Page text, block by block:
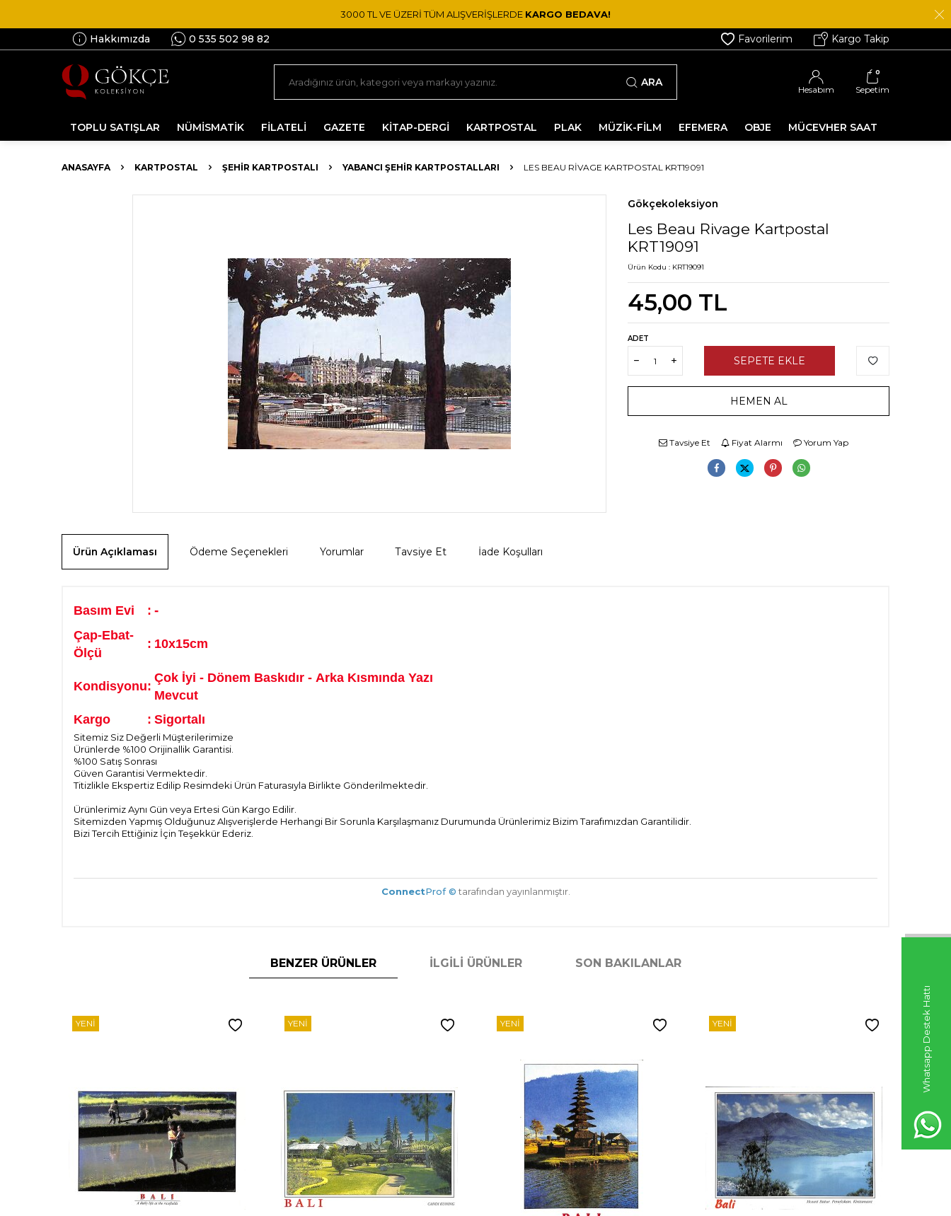
Whatsapp Destek Hattı
3000 TL VE ÜZERİ TÜM ALIŞVERİŞLERDE KARGO BEDAVA!
Hakkımızda 0 535 502 98 82 Favorilerim Kargo Takip
ARA
Hesabım
0
Sepetim
TOPLU SATIŞLAR NÜMİSMATİK FİLATELİ GAZETE KİTAP-DERGİ KARTPOSTAL PLAK MÜZİK-FİLM EFEMERA OBJE MÜCEVHER SAAT
ANASAYFA KARTPOSTAL ŞEHIR KARTPOSTALI YABANCI ŞEHIR KARTPOSTALLARI LES BEAU RIVAGE KARTPOSTAL KRT19091
Gökçekoleksiyon
Les Beau Rivage Kartpostal
KRT19091
Ürün Kodu : KRT19091
45,00 TL
ADET
SEPETE EKLE
HEMEN AL
Tavsiye Et Fiyat Alarmı Yorum Yap
Ürün Açıklaması Ödeme Seçenekleri Yorumlar Tavsiye Et İade Koşulları
Basım Evi : -
Çap-Ebat-
Ölçü
: 10x15cm
Kondisyonu:
Çok İyi - Dönem Baskıdır - Arka Kısmında Yazı
Mevcut
Kargo
: Sigortalı
Sitemiz Siz Değerli Müşterilerimize
Ürünlerde %100 Orijinallik Garantisi.
%100 Satış Sonrası
Güven Garantisi Vermektedir.
Titizlikle Ekspertiz Edilip Resimdeki Ürün Faturasıyla Birlikte Gönderilmektedir.
Ürünlerimiz Aynı Gün veya Ertesi Gün Kargo Edilir.
Sitemizden Yapmış Olduğunuz Alışverişlerde Herhangi Bir Sorunla Karşılaşmanız Durumunda Ürünlerimiz Bizim Tarafımızdan Garantilidir.
Bizi Tercih Ettiğiniz İçin Teşekkür Ederiz.
ConnectProf © tarafından yayınlanmıştır.
BENZER ÜRÜNLER İLGILI ÜRÜNLER SON BAKILANLAR
YENI YENI YENI YENI YENI